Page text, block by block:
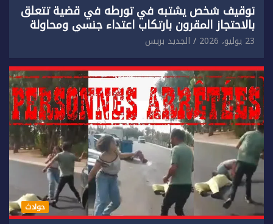
توقيف شخص يشتبه في تورطه في قضية تتعلق
بالاحتجاز المقرون بارتكاب اعتداء جنسي ومحاولة
إضرام النار عمدا.
23 يوليو، 2026 الجديد بريس
حوادث